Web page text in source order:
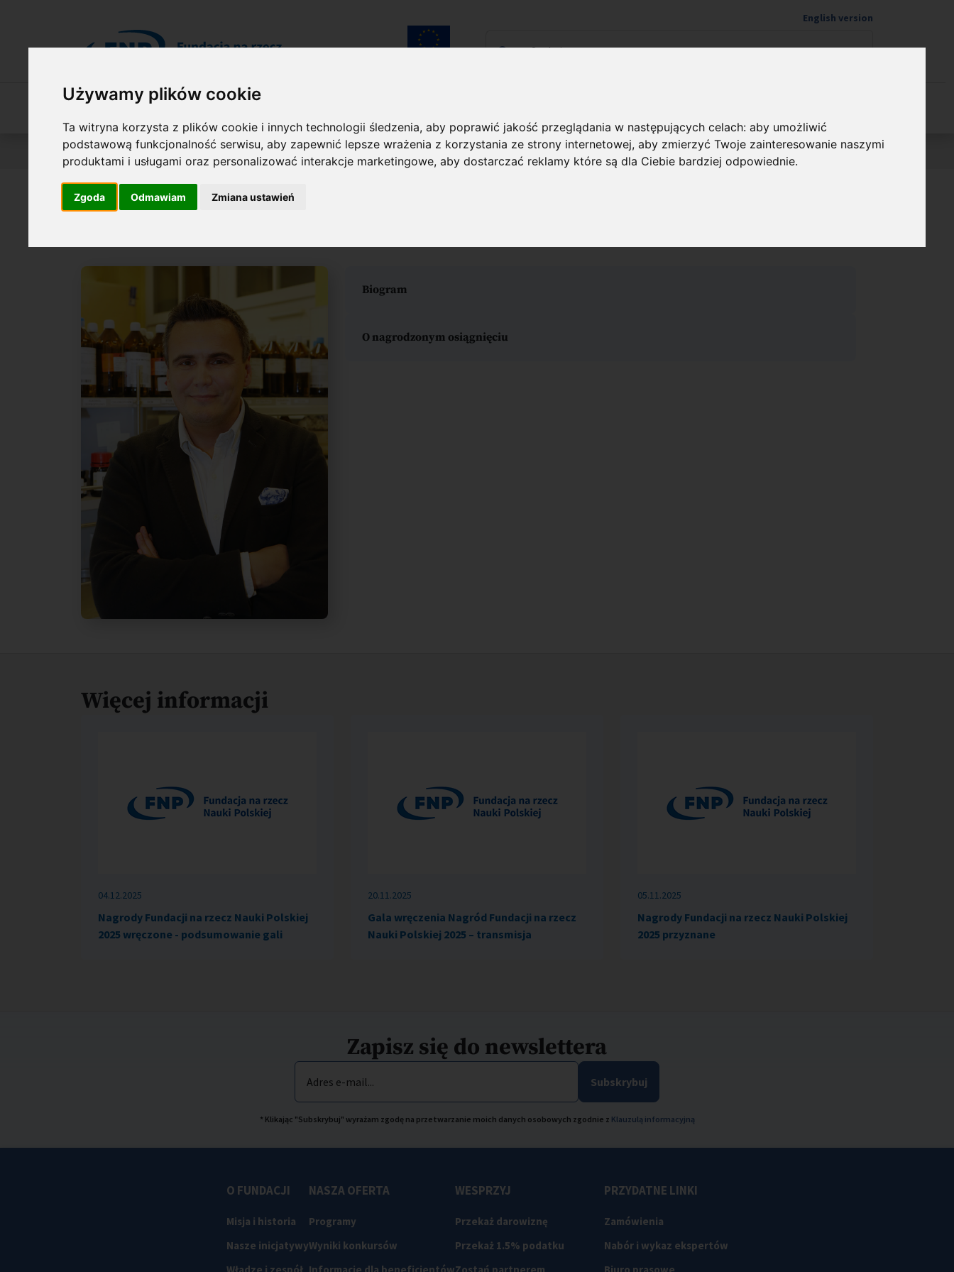
Używamy plików cookie
Ta witryna korzysta z plików cookie i innych technologii śledzenia, aby poprawić jakość przeglądania w następujących celach:aby umożliwić
podstawową funkcjonalność serwisu,aby zapewnić lepsze wrażenia z korzystania ze strony internetowej,aby zmierzyć Twoje zainteresowanie naszymi
produktami i usługami oraz personalizować interakcje marketingowe,aby dostarczać reklamy które są dla Ciebie bardziej odpowiednie.
Zgoda Odmawiam Zmiana ustawień
English version
Szukaj...
O Fundacji
Jesteś tutaj:Wyniki konkursów NAGRODA FNP O laureacie
prof. Marcin Drąg
Biogram
O nagrodzonym osiągnięciu
Więcej informacji
04.12.2025
Nagrody Fundacji na rzecz Nauki Polskiej
2025 wręczone - podsumowanie gali
20.11.2025
Gala wręczenia Nagród Fundacji na rzecz
Nauki Polskiej 2025 – transmisja
05.11.2025
Nagrody Fundacji na rzecz Nauki Polskiej
2025 przyznane
Zapisz się do newslettera
Adres e-mail... Subskrybuj
* Klikając "Subskrybuj" wyrażam zgodę na przetwarzanie moich danych osobowych zgodnie z Klauzulą informacyjną
O FUNDACJI
Misja i historia
Nasze inicjatywy
NASZA OFERTA
Programy
Wyniki konkursów
WESPRZYJ
Przekaż darowiznę
Przekaż 1.5% podatku
PRZYDATNE LINKI
Zamówienia
Nabór i wykaz ekspertów